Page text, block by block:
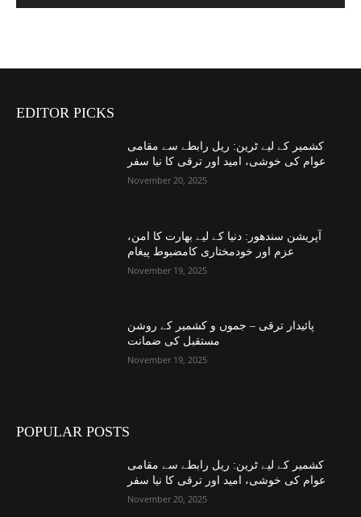
EDITOR PICKS
کشمیر کے لیے ٹرین: ریل رابطے سے مقامی
عوام کی خوشی، امید اور ترقی کا نیا سفر
November 20, 2025
آپریشن سندھور: دنیا کے لیے بھارت کا امن،
عزم اور خودمختاری کامضبوط پیغام
November 19, 2025
پائیدار ترقی – جموں و کشمیر کے روشن
مستقبل کی ضمانت
November 19, 2025
POPULAR POSTS
کشمیر کے لیے ٹرین: ریل رابطے سے مقامی
عوام کی خوشی، امید اور ترقی کا نیا سفر
November 20, 2025